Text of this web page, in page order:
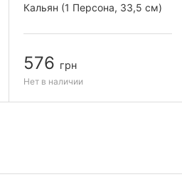
Кальян (1 Персона, 33,5 см)
576 грн
Нет в наличии